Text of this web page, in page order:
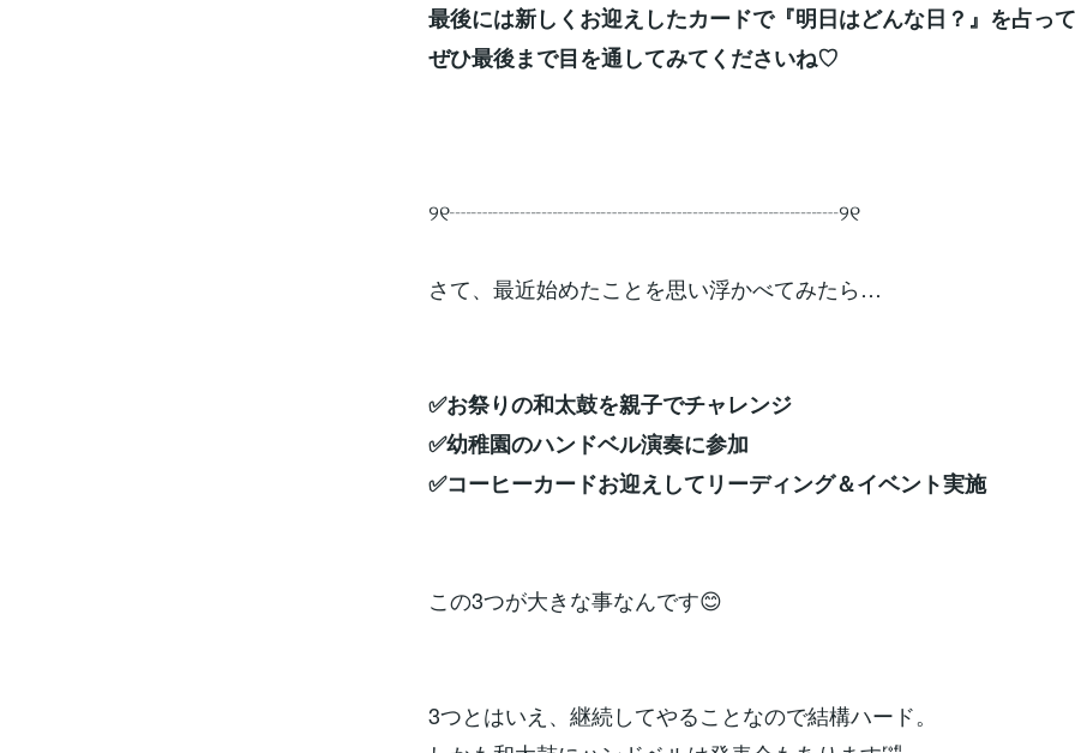
最後には新しくお迎えしたカードで『明日はどんな日？』を占っ
ぜひ最後まで目を通してみてくださいね♡
୨୧┈┈┈┈┈┈┈┈┈┈┈┈┈┈┈┈┈┈୨୧
さて、最近始めたことを思い浮かべてみたら…
✅お祭りの和太鼓を親子でチャレンジ
✅幼稚園のハンドベル演奏に参加
✅コーヒーカードお迎えしてリーディング＆イベント実施
この3つが大きな事なんです😊
3つとはいえ、継続してやることなので結構ハード。